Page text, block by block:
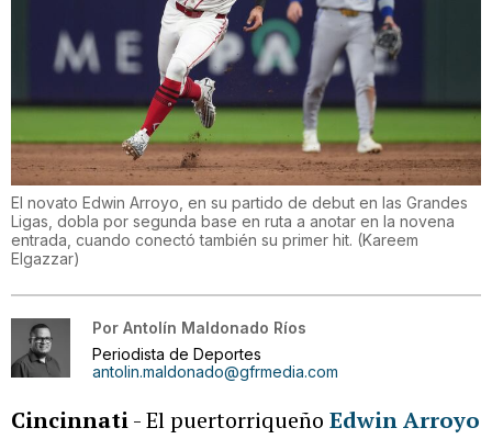
El novato Edwin Arroyo, en su partido de debut en las Grandes
Ligas, dobla por segunda base en ruta a anotar en la novena
entrada, cuando conectó también su primer hit. (Kareem
Elgazzar)
Por Antolín Maldonado Ríos
Periodista de Deportes
antolin.maldonado@gfrmedia.com
Cincinnati- El puertorriqueño Edwin Arroyo